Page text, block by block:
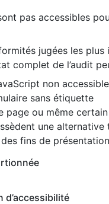
pas accessibles
jugées les
complet de l’audit
non
sans étiquette
page ou même
une alternative
fins de
d’accessibilité